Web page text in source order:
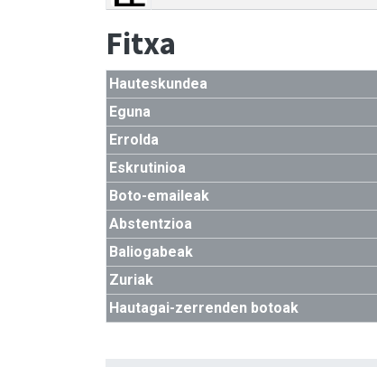
Fitxa
Hauteskundea
Eguna
Errolda
Eskrutinioa
Boto-emaileak
Abstentzioa
Baliogabeak
Zuriak
Hautagai-zerrenden botoak